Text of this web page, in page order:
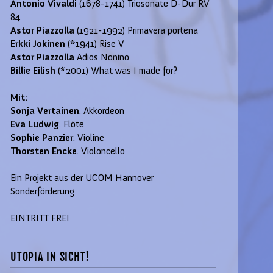
Antonio Vivaldi (1678-1741) Triosonate D-Dur RV
84
Astor Piazzolla (1921-1992) Primavera portena
Erkki Jokinen (*1941) Rise V
Astor Piazzolla Adios Nonino
Billie Eilish (*2001) What was I made for?
Mit:
Sonja Vertainen. Akkordeon
Eva Ludwig. Flöte
Sophie Panzier. Violine
Thorsten Encke. Violoncello
Ein Projekt aus der UCOM Hannover
Sonderförderung
EINTRITT FREI
UTOPIA IN SICHT!